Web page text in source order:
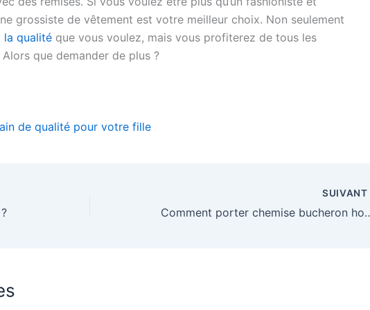
grossiste de vêtement est votre meilleur choix. Non seulement
la qualité que vous voulez, mais vous profiterez de tous les
que demander de plus ?
de qualité pour votre fille
SUIVANT
Comment porter